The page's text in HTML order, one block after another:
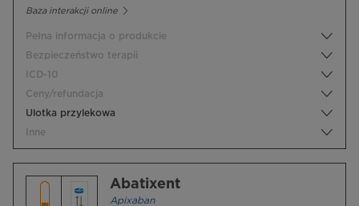
Baza interakcji online
Pełna informacja o produkcie
Bezpieczeństwo terapii
ICD-10
Ceny/refundacja
Ulotka przylekowa
Inne
Abatixent
Apixaban